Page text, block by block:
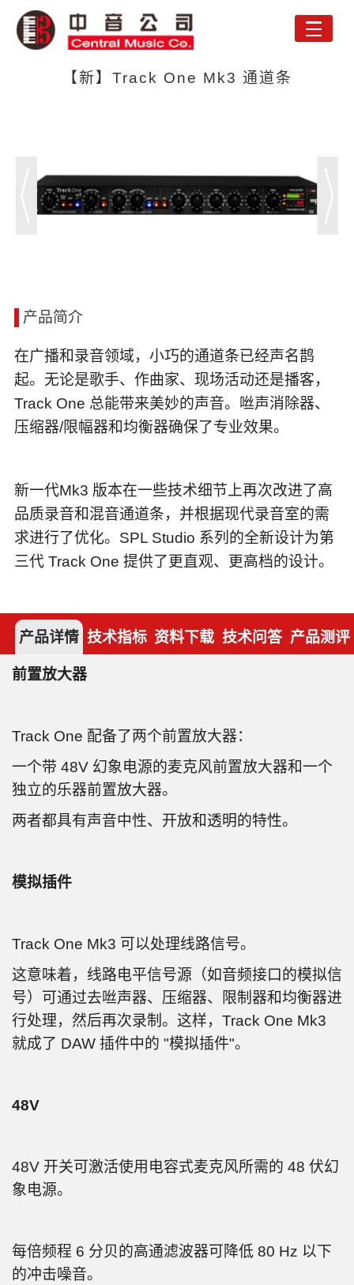
Toggle
【新】Track One Mk3 通道条
产品简介
在广播和录音领域，小巧的通道条已经声名鹊
起。无论是歌手、作曲家、现场活动还是播客，
Track One 总能带来美妙的声音。咝声消除器、
压缩器/限幅器和均衡器确保了专业效果。
新一代Mk3 版本在一些技术细节上再次改进了高
品质录音和混音通道条，并根据现代录音室的需
求进行了优化。SPL Studio 系列的全新设计为第
三代 Track One 提供了更直观、更高档的设计。
产品详情 技术指标 资料下载 技术问答 产品测评
前置放大器
Track One 配备了两个前置放大器：
一个带 48V 幻象电源的麦克风前置放大器和一个
独立的乐器前置放大器。
两者都具有声音中性、开放和透明的特性。
模拟插件
Track One Mk3 可以处理线路信号。
这意味着，线路电平信号源（如音频接口的模拟信
号）可通过去咝声器、压缩器、限制器和均衡器进
行处理，然后再次录制。这样，Track One Mk3
就成了 DAW 插件中的 "模拟插件"。
48V
48V 开关可激活使用电容式麦克风所需的 48 伏幻
象电源。
每倍频程 6 分贝的高通滤波器可降低 80 Hz 以下
的冲击噪音。